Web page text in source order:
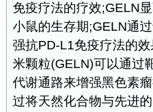
免疫疗法的疗效;GELN
小鼠的生存期;GELN通
强抗PD-L1免疫疗法的
米颗粒(GELN)可以通过
代谢通路来增强黑色素
过将天然化合物与先进